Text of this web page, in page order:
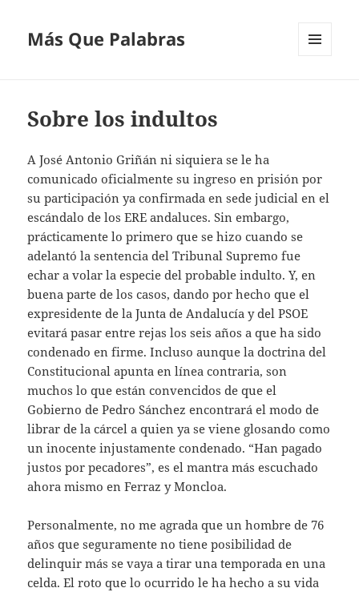
Más Que Palabras
Sobre los indultos
A José Antonio Griñán ni siquiera se le ha
comunicado oficialmente su ingreso en prisión por
su participación ya confirmada en sede judicial en el
escándalo de los ERE andaluces. Sin embargo,
prácticamente lo primero que se hizo cuando se
adelantó la sentencia del Tribunal Supremo fue
echar a volar la especie del probable indulto. Y, en
buena parte de los casos, dando por hecho que el
expresidente de la Junta de Andalucía y del PSOE
evitará pasar entre rejas los seis años a que ha sido
condenado en firme. Incluso aunque la doctrina del
Constitucional apunta en línea contraria, son
muchos lo que están convencidos de que el
Gobierno de Pedro Sánchez encontrará el modo de
librar de la cárcel a quien ya se viene glosando como
un inocente injustamente condenado. “Han pagado
justos por pecadores”, es el mantra más escuchado
ahora mismo en Ferraz y Moncloa.
Personalmente, no me agrada que un hombre de 76
años que seguramente no tiene posibilidad de
delinquir más se vaya a tirar una temporada en una
celda. El roto que lo ocurrido le ha hecho a su vida